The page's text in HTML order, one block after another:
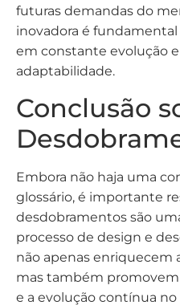
futuras demandas do
inovadora é
em constante evolução
adaptabilidade.
Conclusão
Embora não haja uma
glossário, é importante
desdobramentos são
processo de design e
não apenas enriquecem
mas também promovem
e a evolução contínua